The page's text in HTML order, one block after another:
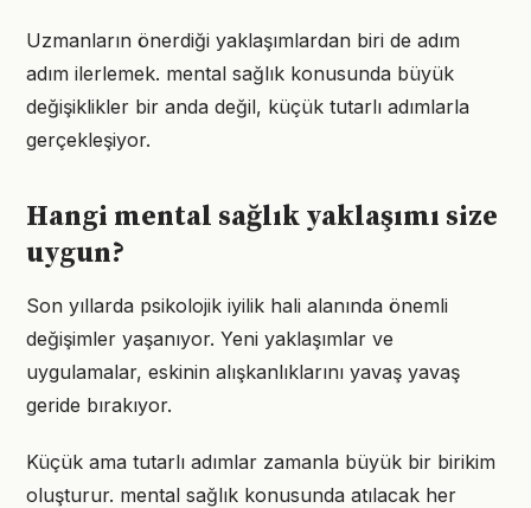
Uzmanların önerdiği yaklaşımlardan biri de adım
adım ilerlemek. mental sağlık konusunda büyük
değişiklikler bir anda değil, küçük tutarlı adımlarla
gerçekleşiyor.
Hangi mental sağlık yaklaşımı size
uygun?
Son yıllarda psikolojik iyilik hali alanında önemli
değişimler yaşanıyor. Yeni yaklaşımlar ve
uygulamalar, eskinin alışkanlıklarını yavaş yavaş
geride bırakıyor.
Küçük ama tutarlı adımlar zamanla büyük bir birikim
oluşturur. mental sağlık konusunda atılacak her